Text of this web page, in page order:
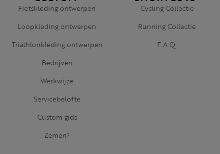
Fietskleding ontwerpen
Loopkleding ontwerpen
Triathlonkleding ontwerpen
Bedrijven
Werkwijze
Servicebelofte
Custom gids
Zemen?
Cycling Collectie
Running Collectie
F.A.Q.